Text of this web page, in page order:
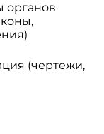
органов
(чертежи,